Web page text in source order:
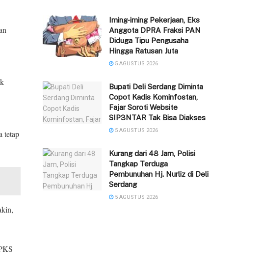
tetap
Iming-iming Pekerjaan, Eks
Anggota DPRA Fraksi PAN
Diduga Tipu Pengusaha
Hingga Ratusan Juta
5 AGUSTUS 2026
Bupati Deli Serdang Diminta
Copot Kadis Kominfostan,
Fajar Soroti Website
SIP3NTAR Tak Bisa Diakses
5 AGUSTUS 2026
‎Kurang dari 48 Jam, Polisi
Tangkap Terduga
Pembunuhan Hj. Nurliz di Deli
Serdang
5 AGUSTUS 2026